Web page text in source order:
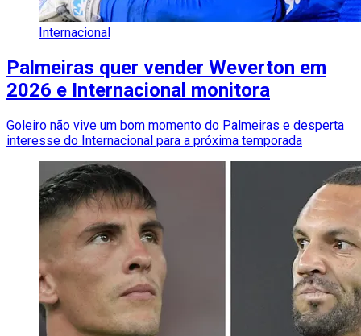
Internacional
Palmeiras quer vender Weverton em
2026 e Internacional monitora
Goleiro não vive um bom momento do Palmeiras e desperta
interesse do Internacional para a próxima temporada